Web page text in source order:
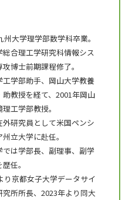
州大学理学部数学科卒業。
総合理工学研究科情報シス
博士前期課程修了。
工学部助手、岡山大学教養
助教授を経て、2001年岡山
工学部教授。
外研究員として米国ペンシ
立大学に赴任。
では学部長、副理事、副学
任。
り京都女子大学データサイ
究所所長、2023年より同大